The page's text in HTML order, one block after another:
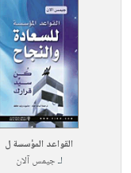
القواعد المؤسسة ل
لـجيمس آلان